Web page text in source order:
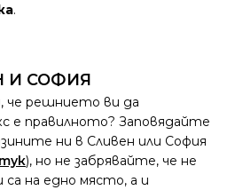
.
И СОФИЯ
че решнието ви да
е правилното? Заповядайте
ни в Сливен или София
тук), но не забрявайте, че не
на едно място, а и